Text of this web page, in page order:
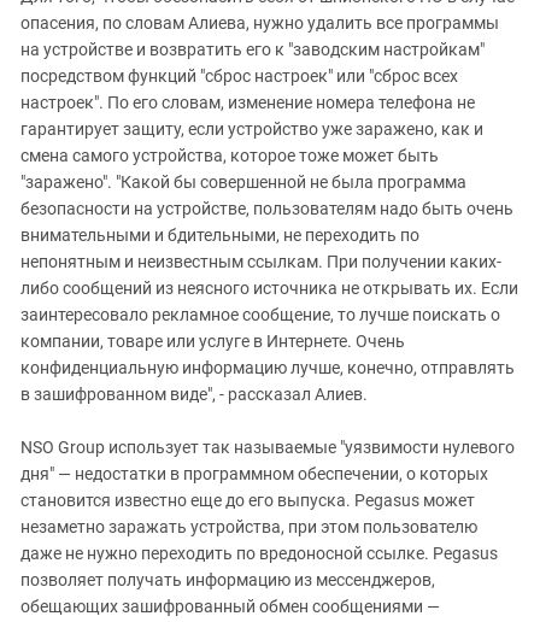
опасения, по словам Алиева, нужно удалить все программы
на устройстве и возвратить его к "заводским настройкам"
посредством функций "сброс настроек" или "сброс всех
настроек". По его словам, изменение номера телефона не
гарантирует защиту, если устройство уже заражено, как и
смена самого устройства, которое тоже может быть
"заражено". "Какой бы совершенной не была программа
безопасности на устройстве, пользователям надо быть очень
внимательными и бдительными, не переходить по
непонятным и неизвестным ссылкам. При получении каких-
либо сообщений из неясного источника не открывать их. Если
заинтересовало рекламное сообщение, то лучше поискать о
компании, товаре или услуге в Интернете. Очень
конфиденциальную информацию лучше, конечно, отправлять
в зашифрованном виде", - рассказал Алиев.
NSO Group использует так называемые "уязвимости нулевого
дня" — недостатки в программном обеспечении, о которых
становится известно еще до его выпуска. Pegasus может
незаметно заражать устройства, при этом пользователю
даже не нужно переходить по вредоносной ссылке. Pegasus
позволяет получать информацию из мессенджеров,
обещающих зашифрованный обмен сообщениями —